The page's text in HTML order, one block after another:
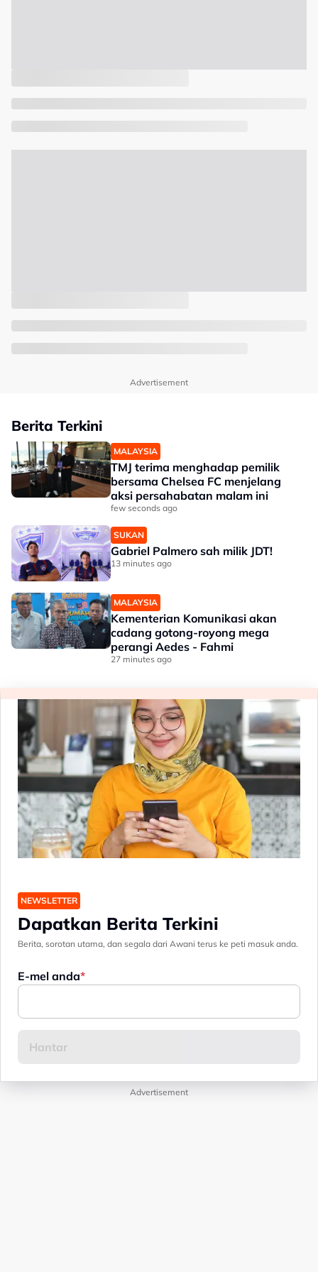
Advertisement
Berita Terkini
MALAYSIA
TMJ terima menghadap pemilik
bersama Chelsea FC menjelang
aksi persahabatan malam ini
few seconds ago
SUKAN
Gabriel Palmero sah milik JDT!
13 minutes ago
MALAYSIA
Kementerian Komunikasi akan
cadang gotong-royong mega
perangi Aedes - Fahmi
27 minutes ago
NEWSLETTER
Dapatkan Berita Terkini
Berita, sorotan utama, dan segala dari Awani terus ke peti masuk anda.
E-mel anda
Advertisement